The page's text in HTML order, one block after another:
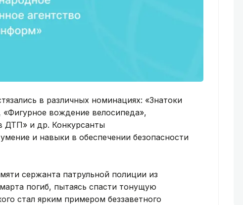
в различных номинациях: «Знатоки
вождение велосипеда»,
ДТП» и др. Конкурсанты
и навыки в обеспечении безопасности
сержанта патрульной полиции из
погиб, пытаясь спасти тонущую
стал ярким примером беззаветного